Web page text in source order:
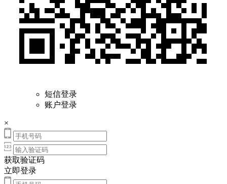
短信登录
账户登录
×
获取验证码
立即登录